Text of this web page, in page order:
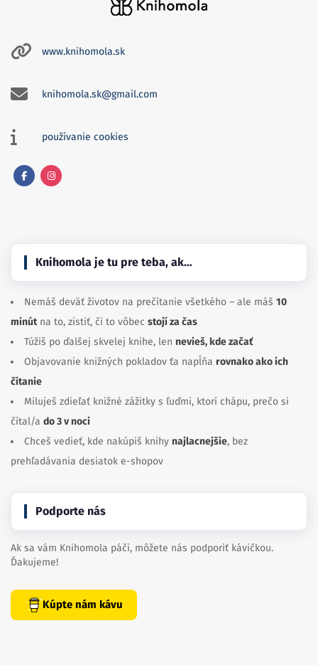
www.knihomola.sk
knihomola.sk@gmail.com
používanie cookies
Knihomola je tu pre teba, ak…
Nemáš deväť životov na prečítanie všetkého – ale máš 10
minútna to, zistiť, či to vôbec stojí za čas
Túžiš po ďalšej skvelej knihe, len nevieš, kde začať
Objavovanie knižných pokladov ťa napĺňa rovnako ako ich
čítanie
Miluješ zdieľať knižné zážitky s ľuďmi, ktorí chápu, prečo si
čítal/a do 3 v noci
Chceš vedieť, kde nakúpiš knihy najlacnejšie, bez
prehľadávania desiatok e-shopov
Podporte nás
Ak sa vám Knihomola páči, môžete nás podporiť kávičkou.
Ďakujeme!
Kúpte nám kávu